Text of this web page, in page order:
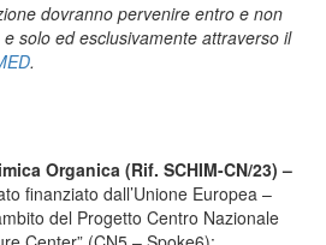
dovranno pervenire entro e non
e solo ed esclusivamente attraverso il
.
Organica (Rif. SCHIM-CN/23) –
finanziato dall’Unione Europea –
del Progetto Centro Nazionale